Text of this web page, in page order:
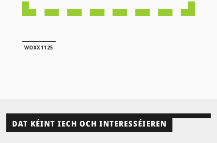
WOXX1125
DAT KÉINT IECH OCH INTERESSÉIEREN